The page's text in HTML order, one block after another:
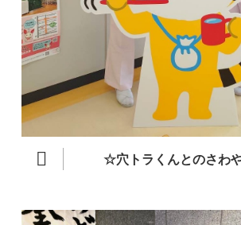
☆穴トラくんとのさわ